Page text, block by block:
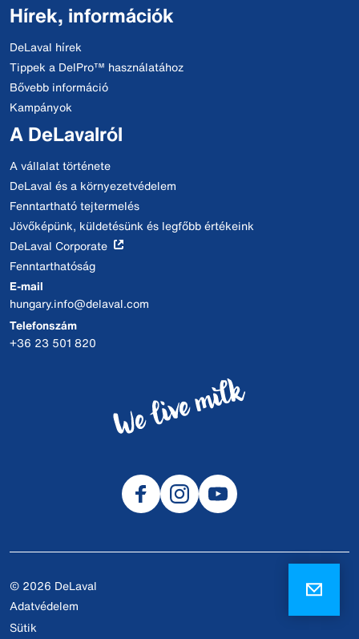
Hírek, információk
DeLaval hírek
Tippek a DelPro™ használatához
Bővebb információ
Kampányok
A DeLavalról
A vállalat története
DeLaval és a környezetvédelem
Fenntartható tejtermelés
Jövőképünk, küldetésünk és legfőbb értékeink
DeLaval Corporate
Fenntarthatóság
E-mail
hungary.info@delaval.com
Telefonszám
+36 23 501 820
© 2026 DeLaval
Adatvédelem
Sütik